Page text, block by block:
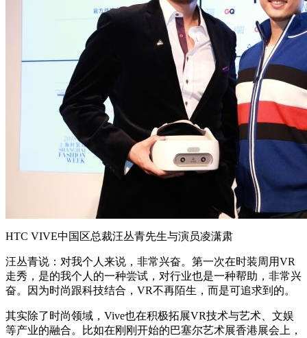
HTC VIVE中国区总裁汪丛青先生与演员凌潇肃
汪丛青说：对我个人来说，非常兴奋。第一次在时装周用VR
走秀，是的我个人的一种尝试，对行业也是一种帮助，非常兴
奋。因为时尚跟科技结合，VR不再陌生，而是可追求到的。
其实除了时尚领域，Vive也在积极拓展VR技术与艺术、文娱
等产业的融合。比如在刚刚开始的巴塞尔艺术展香港展会上，